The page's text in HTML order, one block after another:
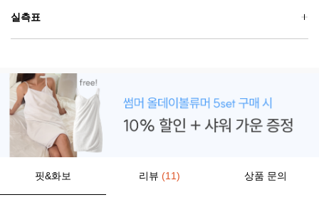
실측표
핏&화보 리뷰 (11) 상품 문의